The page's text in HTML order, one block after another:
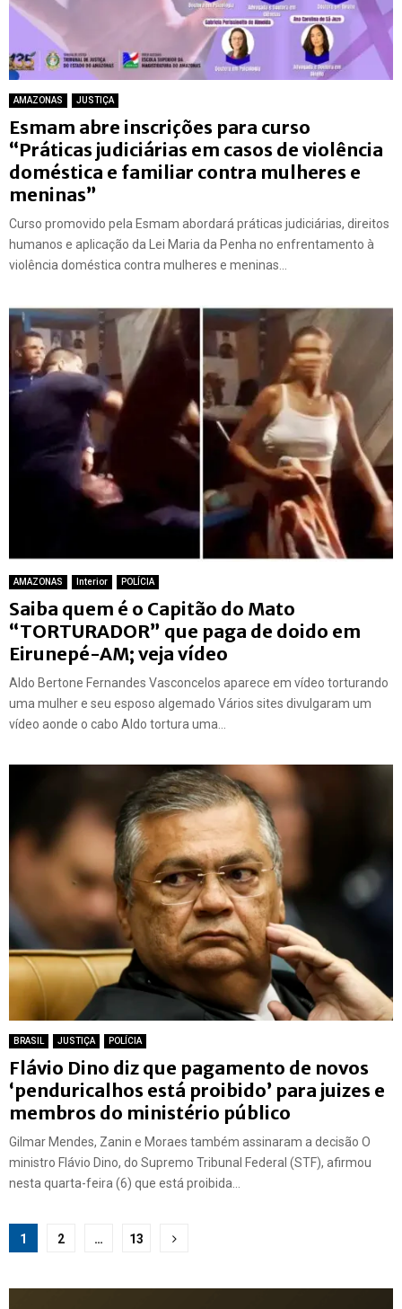
AMAZONAS JUSTIÇA
Esmam abre inscrições para curso
“Práticas judiciárias em casos de violência
doméstica e familiar contra mulheres e
meninas”
Curso promovido pela Esmam abordará práticas judiciárias, direitos
humanos e aplicação da Lei Maria da Penha no enfrentamento à
violência doméstica contra mulheres e meninas...
AMAZONAS Interior POLÍCIA
Saiba quem é o Capitão do Mato
“TORTURADOR” que paga de doido em
Eirunepé-AM; veja vídeo
Aldo Bertone Fernandes Vasconcelos aparece em vídeo torturando
uma mulher e seu esposo algemado Vários sites divulgaram um
vídeo aonde o cabo Aldo tortura uma...
BRASIL JUSTIÇA POLÍCIA
Flávio Dino diz que pagamento de novos
‘penduricalhos está proibido’ para juizes e
membros do ministério público
Gilmar Mendes, Zanin e Moraes também assinaram a decisão O
ministro Flávio Dino, do Supremo Tribunal Federal (STF), afirmou
nesta quarta-feira (6) que está proibida...
Paginação
1 2 … 13